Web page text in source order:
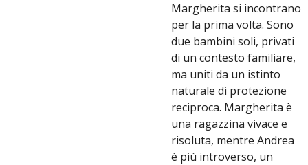
Margherita si incontrano
per la prima volta. Sono
due bambini soli, privati
di un contesto familiare,
ma uniti da un istinto
naturale di protezione
reciproca. Margherita è
una ragazzina vivace e
risoluta, mentre Andrea
è più introverso, un